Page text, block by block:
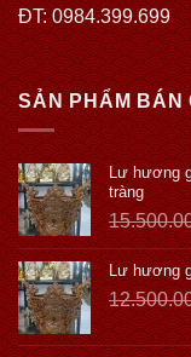
ĐT: 0984.399.699
SẢN PHẨM BÁN
Lư hương
tràng
Lư hương